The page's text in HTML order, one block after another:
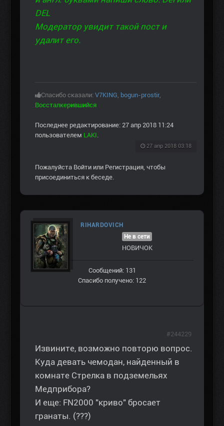
DEL
Модератор увидит такой пост и
удалит его.
Спасибо сказали: V7KING, bogun-prostir,
Воссталкерившийся
Последнее редактирование: 27 апр 2018 11:24
пользователем LAKI.
27 апр 2018 03:18
Пожалуйста Войти или Регистрация, чтобы
присоединиться к беседе.
RIHARDOVICH
Не в сети
НОВИЧОК
Сообщений: 131
Спасибо получено: 122
Извините, возможно повторю вопрос.
Куда девать чемодан, найденный в
комнате Стрелка в подземельях
Медприбора?
И еще: FN2000 "криво" бросает
гранаты. (???)
#244229